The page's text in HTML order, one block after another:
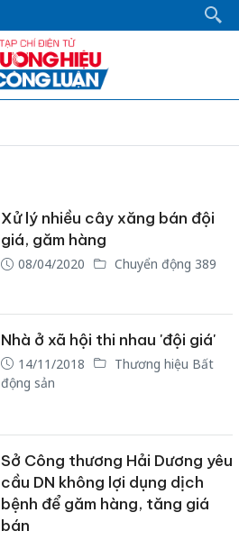
Xử lý nhiều cây xăng bán đội
giá, găm hàng
08/04/2020 Chuyển động 389
Nhà ở xã hội thi nhau 'đội giá'
14/11/2018
Thương hiệu Bất
động sản
Sở Công thương Hải Dương yêu
cầu DN không lợi dụng dịch
bệnh để găm hàng, tăng giá
bán